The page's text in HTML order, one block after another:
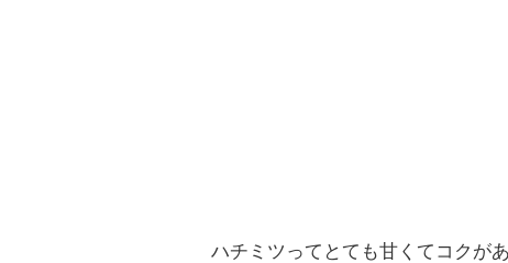
ハチミツってとても甘くてコクが